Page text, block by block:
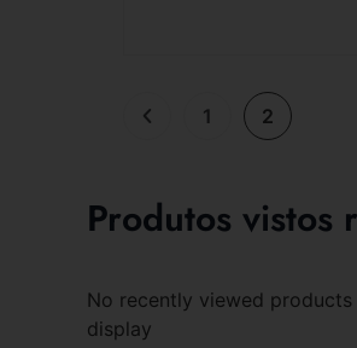
1 2
Produtos vistos
No recently viewed
display